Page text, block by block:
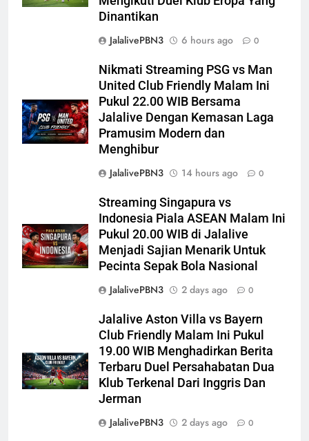
Dinantikan
JalalivePBN3
6 hours ago 0
Nikmati Streaming PSG vs Man
United Club Friendly Malam Ini
Pukul 22.00 WIB Bersama
Jalalive Dengan Kemasan Laga
Pramusim Modern dan
Menghibur
JalalivePBN3
14 hours ago 0
Streaming Singapura vs
Indonesia Piala ASEAN Malam Ini
Pukul 20.00 WIB di Jalalive
Menjadi Sajian Menarik Untuk
Pecinta Sepak Bola Nasional
JalalivePBN3
2 days ago 0
Jalalive Aston Villa vs Bayern
Club Friendly Malam Ini Pukul
19.00 WIB Menghadirkan Berita
Terbaru Duel Persahabatan Dua
Klub Terkenal Dari Inggris Dan
Jerman
JalalivePBN3
2 days ago 0